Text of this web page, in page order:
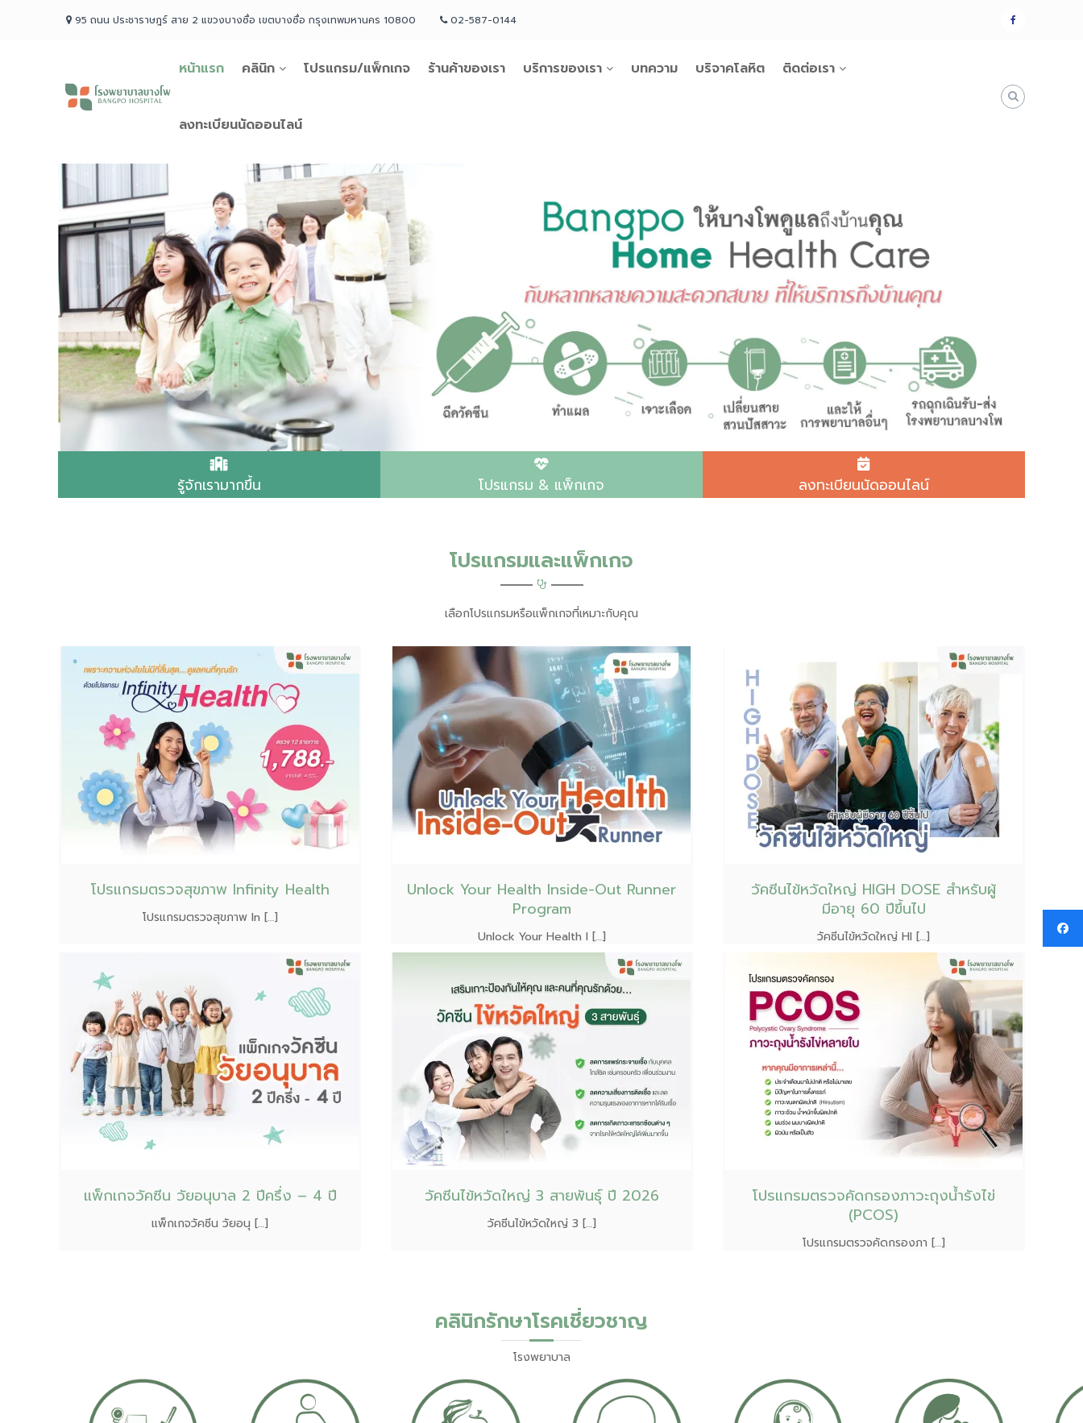
95 ถนน ประชาราษฎร์ สาย 2 แขวงบางซื่อ เขตบางซื่อ กรุงเทพมหานคร 10800 02-587-0144 แฟน
โรง
พยาบาล
บางโพ
Health
หน้าแรก คลินิก โปรแกรม/แพ็กเกจ ร้านค้าของเรา บริการของเรา บทความ บริจาคโลหิต ติดต่อเรา
ลงทะเบียนนัดออนไลน์
รู้จักเรามากขึ้น โปรแกรม & แพ็กเกจ ลงทะเบียนนัดออนไลน์
โปรแกรมและแพ็กเกจ
เลือกโปรแกรมหรือแพ็กเกจที่เหมาะกับคุณ
โปรแกรมตรวจสุขภาพ Infinity Health
โปรแกรมตรวจสุขภาพ In […]
Unlock Your Health Inside-Out Runner
Program
Unlock Your Health I […]
วัคซีนไข้หวัดใหญ่ HIGH DOSE สำหรับผู้
มีอายุ 60 ปีขึ้นไป
วัคซีนไข้หวัดใหญ่ HI […]
แพ็กเกจวัคซีน วัยอนุบาล 2 ปีครึ่ง – 4 ปี
แพ็กเกจวัคซีน วัยอนุ […]
วัคซีนไข้หวัดใหญ่ 3 สายพันธุ์ ปี 2026
วัคซีนไข้หวัดใหญ่ 3 […]
โปรแกรมตรวจคัดกรองภาวะถุงน้ำรังไข่
(PCOS)
โปรแกรมตรวจคัดกรองภา […]
คลินิกรักษาโรคเชี่ยวชาญ
โรงพยาบาล